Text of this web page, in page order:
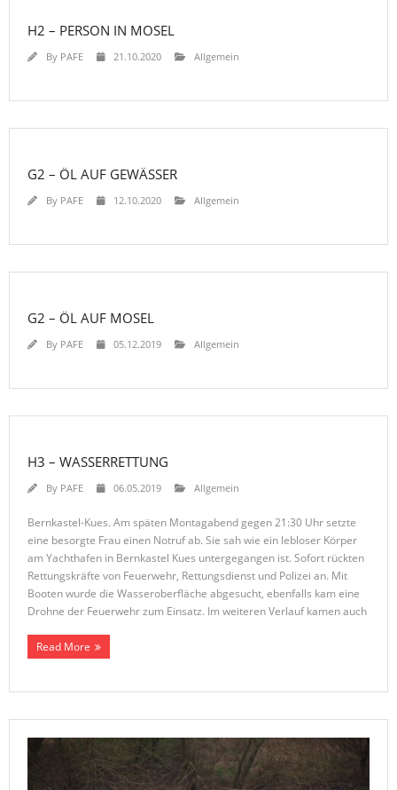
H2 – PERSON IN MOSEL
By PAFE 21.10.2020 Allgemein
G2 – ÖL AUF GEWÄSSER
By PAFE 12.10.2020 Allgemein
G2 – ÖL AUF MOSEL
By PAFE 05.12.2019 Allgemein
H3 – WASSERRETTUNG
By PAFE 06.05.2019 Allgemein
Bernkastel-Kues. Am späten Montagabend gegen 21:30 Uhr setzte
eine besorgte Frau einen Notruf ab. Sie sah wie ein lebloser Körper
am Yachthafen in Bernkastel Kues untergegangen ist. Sofort rückten
Rettungskräfte von Feuerwehr, Rettungsdienst und Polizei an. Mit
Booten wurde die Wasseroberfläche abgesucht, ebenfalls kam eine
Drohne der Feuerwehr zum Einsatz. Im weiteren Verlauf kamen auch
Read More